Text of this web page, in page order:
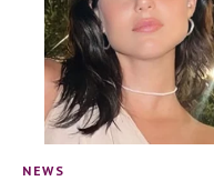
NEWS